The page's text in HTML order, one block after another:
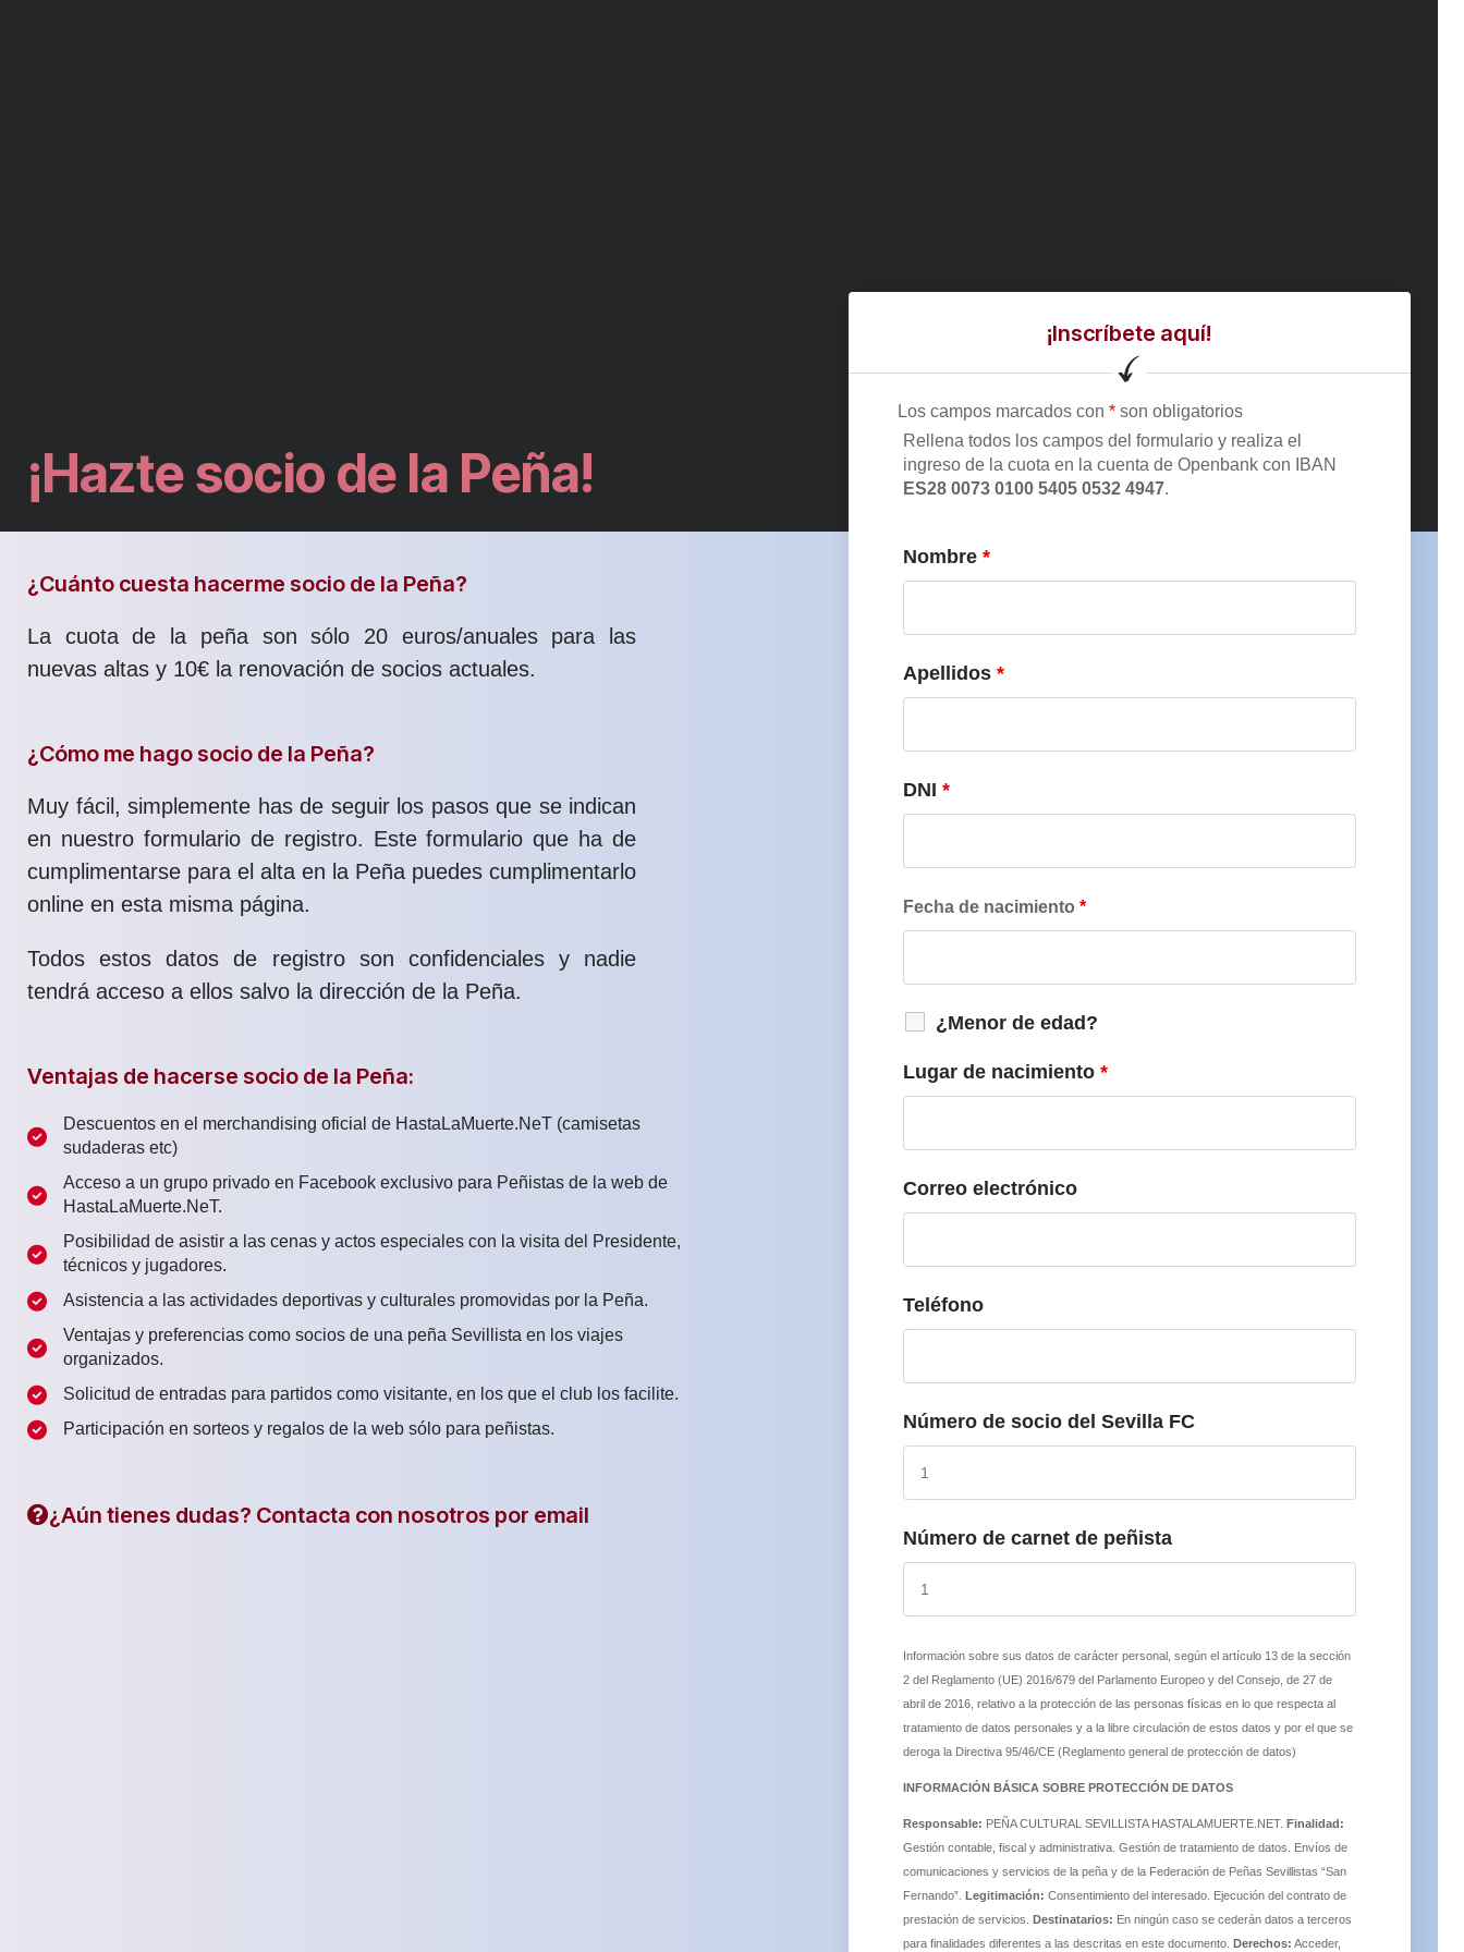
¡Hazte socio de la Peña!
¿Cuánto cuesta hacerme socio de la Peña?
La cuota de la peña son sólo 20 euros/anuales para las
nuevas altas y 10€ la renovación de socios actuales.
¿Cómo me hago socio de la Peña?
Muy fácil, simplemente has de seguir los pasos que se indican
en nuestro formulario de registro. Este formulario que ha de
cumplimentarse para el alta en la Peña puedes cumplimentarlo
online en esta misma página.
Todos estos datos de registro son confidenciales y nadie
tendrá acceso a ellos salvo la dirección de la Peña.
Ventajas de hacerse socio de la Peña:
Descuentos en el merchandising oficial de HastaLaMuerte.NeT (camisetas
sudaderas etc)
Acceso a un grupo privado en Facebook exclusivo para Peñistas de la web de
HastaLaMuerte.NeT.
Posibilidad de asistir a las cenas y actos especiales con la visita del Presidente,
técnicos y jugadores.
Asistencia a las actividades deportivas y culturales promovidas por la Peña.
Ventajas y preferencias como socios de una peña Sevillista en los viajes
organizados.
Solicitud de entradas para partidos como visitante, en los que el club los facilite.
Participación en sorteos y regalos de la web sólo para peñistas.
¿Aún tienes dudas? Contacta con nosotros por email
¡Inscríbete aquí!
Los campos marcados con *son obligatorios
Rellena todos los campos del formulario y realiza el
ingreso de la cuota en la cuenta de Openbank con IBAN
ES28 0073 0100 5405 0532 4947.
Nombre *
Apellidos *
DNI *
Fecha de nacimiento *
¿Menor de edad?
Lugar de nacimiento *
Correo electrónico
Teléfono
Número de socio del Sevilla FC
Número de carnet de peñista
Información sobre sus datos de carácter personal, según el artículo 13 de la sección
2 del Reglamento (UE) 2016/679 del Parlamento Europeo y del Consejo, de 27 de
abril de 2016, relativo a la protección de las personas físicas en lo que respecta al
tratamiento de datos personales y a la libre circulación de estos datos y por el que se
deroga la Directiva 95/46/CE (Reglamento general de protección de datos)
INFORMACIÓN BÁSICA SOBRE PROTECCIÓN DE DATOS
Responsable: PEÑA CULTURAL SEVILLISTA HASTALAMUERTE.NET. Finalidad:
Gestión contable, fiscal y administrativa. Gestión de tratamiento de datos. Envíos de
comunicaciones y servicios de la peña y de la Federación de Peñas Sevillistas “San
Fernando”. Legitimación: Consentimiento del interesado. Ejecución del contrato de
prestación de servicios. Destinatarios: En ningún caso se cederán datos a terceros
para finalidades diferentes a las descritas en este documento. Derechos: Acceder,